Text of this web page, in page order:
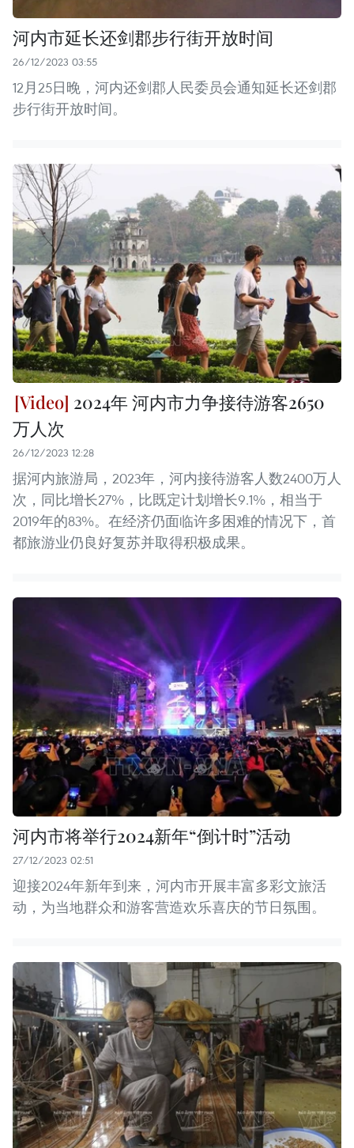
河内市延长还剑郡步行街开放时间
26/12/2023 03:55
12月25日晚，河内还剑郡人民委员会通知延长还剑郡
步行街开放时间。
2024年 河内市力争接待游客2650
万人次
26/12/2023 12:28
据河内旅游局，2023年，河内接待游客人数2400万人
次，同比增长27%，比既定计划增长9.1%，相当于
2019年的83%。在经济仍面临许多困难的情况下，首
都旅游业仍良好复苏并取得积极成果。
河内市将举行2024新年“倒计时”活动
27/12/2023 02:51
迎接2024年新年到来，河内市开展丰富多彩文旅活
动，为当地群众和游客营造欢乐喜庆的节日氛围。